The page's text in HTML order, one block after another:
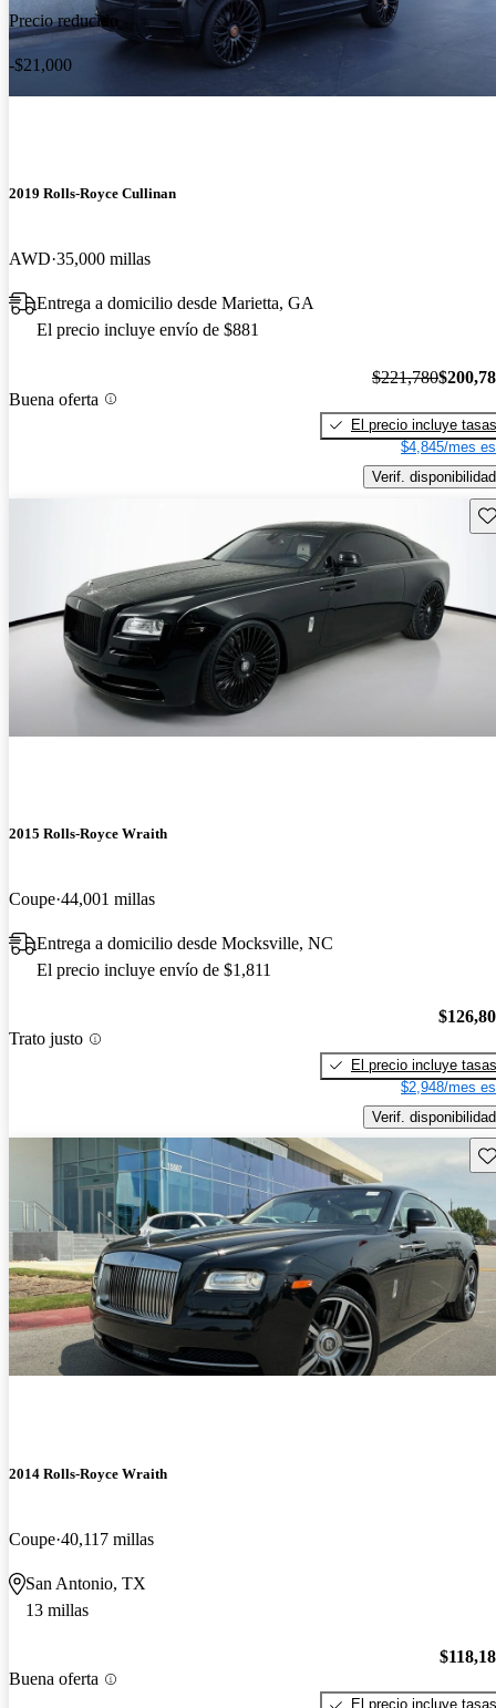
Precio reducido
-$21,000
2019 Rolls-Royce Cullinan
AWD 35,000 millas
Entrega a domicilio desde Marietta, GA
El precio incluye envío de $881
Buena oferta
$221,780
El precio incluye tasas
$4,845/mes
Verif. disponibilidad
2015 Rolls-Royce Wraith
Coupe 44,001 millas
Entrega a domicilio desde Mocksville, NC
El precio incluye envío de $1,811
Trato justo
El precio incluye tasas
$2,948/mes
Verif. disponibilidad
2014 Rolls-Royce Wraith
Coupe 40,117 millas
San Antonio, TX
13 millas
Buena oferta
El precio incluye tasas